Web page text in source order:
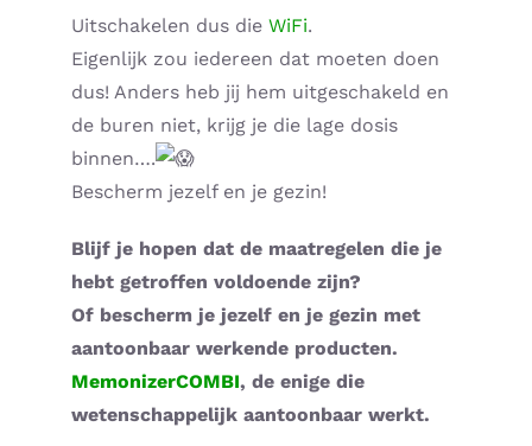
Uitschakelen dus die WiFi.
Eigenlijk zou iedereen dat moeten doen
dus! Anders heb jij hem uitgeschakeld en
de buren niet, krijg je die lage dosis
binnen….
Bescherm jezelf en je gezin!
Blijf je hopen dat de maatregelen die je
hebt getroffen voldoende zijn?
Of bescherm je jezelf en je gezin met
aantoonbaar werkende producten.
MemonizerCOMBI, de enige die
wetenschappelijk aantoonbaar werkt.